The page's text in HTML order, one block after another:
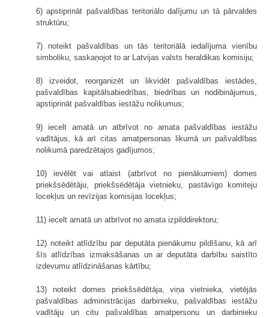
6) apstiprināt pašvaldības teritoriālo dalījumu un tā pārvaldes
struktūru;
7) noteikt pašvaldības un tās teritoriālā iedalījuma vienību
simboliku, saskaņojot to ar Latvijas valsts heraldikas komisiju;
8) izveidot, reorganizēt un likvidēt pašvaldības iestādes,
pašvaldības kapitālsabiedrības, biedrības un nodibinājumus,
apstiprināt pašvaldības iestāžu nolikumus;
9) iecelt amatā un atbrīvot no amata pašvaldības iestāžu
vadītājus, kā arī citas amatpersonas likumā un pašvaldības
nolikumā paredzētajos gadījumos;
10) ievēlēt vai atlaist (atbrīvot no pienākumiem) domes
priekšsēdētāju, priekšsēdētāja vietnieku, pastāvīgo komiteju
locekļus un revīzijas komisijas locekļus;
11) iecelt amatā un atbrīvot no amata izpilddirektoru;
12) noteikt atlīdzību par deputāta pienākumu pildīšanu, kā arī
šīs atlīdzības izmaksāšanas un ar deputāta darbību saistīto
izdevumu atlīdzināšanas kārtību;
13) noteikt domes priekšsēdētāja, viņa vietnieka, vietējās
pašvaldības administrācijas darbinieku, pašvaldības iestāžu
vadītāju un citu pašvaldības amatpersonu un darbinieku